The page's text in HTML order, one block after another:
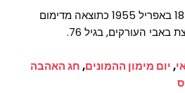
אלברט איינשטיין נפטר ב- 18 באפריל 1955 כתוצאה מדימום
העורקים, בגיל 76.
,יום מימון ההמונים,חג האהבה